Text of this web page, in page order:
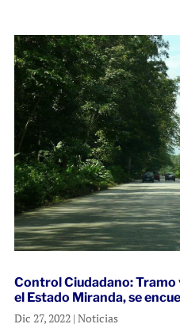
Control Ciudadano: Tramo
el Estado Miranda, se
Dic 27, 2022| Noticias